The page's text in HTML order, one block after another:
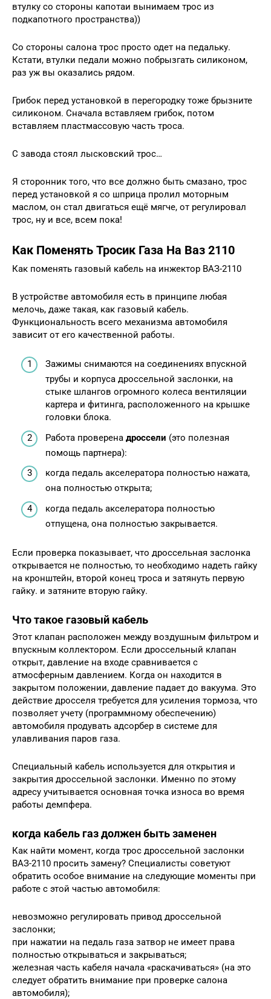
втулку со стороны капотаи вынимаем трос из
подкапотного пространства))
Со стороны салона трос просто одет на педальку.
Кстати, втулки педали можно побрызгать силиконом,
раз уж вы оказались рядом.
Грибок перед установкой в перегородку тоже брызните
силиконом. Сначала вставляем грибок, потом
вставляем пластмассовую часть троса.
С завода стоял лысковский трос…
Я сторонник того, что все должно быть смазано, трос
перед установкой я со шприца пролил моторным
маслом, он стал двигаться ещё мягче, от регулировал
трос, ну и все, всем пока!
Как Поменять Тросик Газа На Ваз 2110
Как поменять газовый кабель на инжектор ВАЗ-2110
В устройстве автомобиля есть в принципе любая
мелочь, даже такая, как газовый кабель.
Функциональность всего механизма автомобиля
зависит от его качественной работы.
Зажимы снимаются на соединениях впускной
трубы и корпуса дроссельной заслонки, на
стыке шлангов огромного колеса вентиляции
картера и фитинга, расположенного на крышке
головки блока.
Работа проверена дроссели (это полезная
помощь партнера):
когда педаль акселератора полностью нажата,
она полностью открыта;
когда педаль акселератора полностью
отпущена, она полностью закрывается.
Если проверка показывает, что дроссельная заслонка
открывается не полностью, то необходимо надеть гайку
на кронштейн, второй конец троса и затянуть первую
гайку. и затяните вторую гайку.
Что такое газовый кабель
Этот клапан расположен между воздушным фильтром и
впускным коллектором. Если дроссельный клапан
открыт, давление на входе сравнивается с
атмосферным давлением. Когда он находится в
закрытом положении, давление падает до вакуума. Это
действие дросселя требуется для усиления тормоза, что
позволяет учету (программному обеспечению)
автомобиля продувать адсорбер в системе для
улавливания паров газа.
Специальный кабель используется для открытия и
закрытия дроссельной заслонки. Именно по этому
адресу учитывается основная точка износа во время
работы демпфера.
когда кабель газ должен быть заменен
Как найти момент, когда трос дроссельной заслонки
ВАЗ-2110 просить замену? Специалисты советуют
обратить особое внимание на следующие моменты при
работе с этой частью автомобиля:
невозможно регулировать привод дроссельной
заслонки;
при нажатии на педаль газа затвор не имеет права
полностью открываться и закрываться;
железная часть кабеля начала «раскачиваться» (на это
следует обратить внимание при проверке салона
автомобиля);